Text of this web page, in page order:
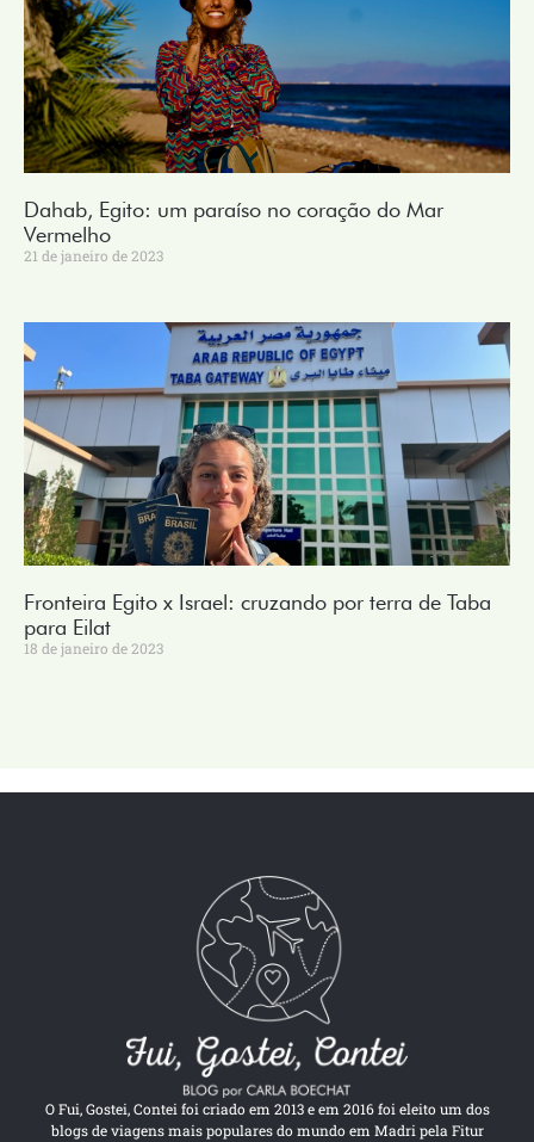
Dahab, Egito: um paraíso no coração do Mar
Vermelho
21 de janeiro de 2023
Fronteira Egito x Israel: cruzando por terra de Taba
para Eilat
18 de janeiro de 2023
O Fui, Gostei, Contei foi criado em 2013 e em 2016 foi eleito um dos
blogs de viagens mais populares do mundo em Madri pela Fitur